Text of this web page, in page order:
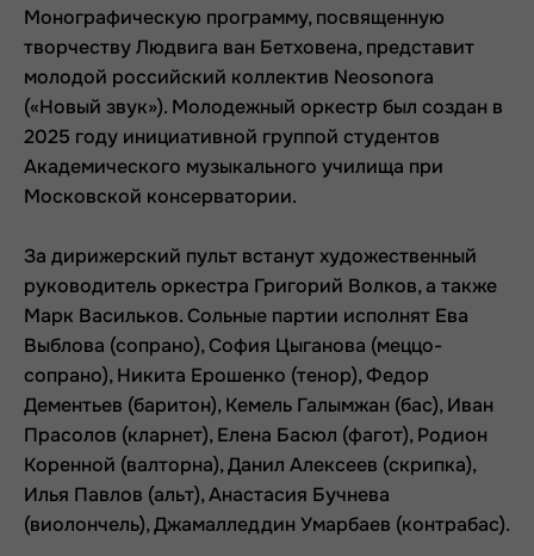
Монографическую программу, посвященную
творчеству Людвига ван Бетховена, представит
молодой российский коллектив Neosonora
(«Новый звук»). Молодежный оркестр был создан в
2025 году инициативной группой студентов
Академического музыкального училища при
Московской консерватории.
За дирижерский пульт встанут художественный
руководитель оркестра Григорий Волков, а также
Марк Васильков. Сольные партии исполнят Ева
Выблова (сопрано), София Цыганова (меццо-
сопрано), Никита Ерошенко (тенор), Федор
Дементьев (баритон), Кемель Галымжан (бас), Иван
Прасолов (кларнет), Елена Басюл (фагот), Родион
Коренной (валторна), Данил Алексеев (скрипка),
Илья Павлов (альт), Анастасия Бучнева
(виолончель), Джамалледдин Умарбаев (контрабас).